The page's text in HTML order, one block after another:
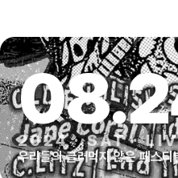
08.
2024·SAT·
우리들의 글러먹지 않은 페스티